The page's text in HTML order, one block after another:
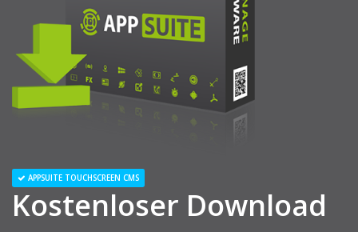
APPSUITE TOUCHSCREEN CMS
Kostenloser Download